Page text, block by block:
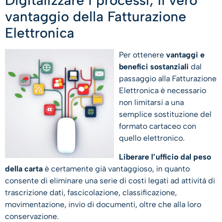
vantaggio della Fatturazione
Elettronica
Per ottenere vantaggi e
benefici sostanziali dal
passaggio alla Fatturazione
Elettronica è necessario
non limitarsi a una
semplice sostituzione del
formato cartaceo con
quello elettronico.
Liberare l’ufficio dal peso
della carta è certamente già vantaggioso, in quanto
consente di eliminare una serie di costi legati ad attività di
trascrizione dati, fascicolazione, classificazione,
movimentazione, invio di documenti, oltre che alla loro
conservazione.